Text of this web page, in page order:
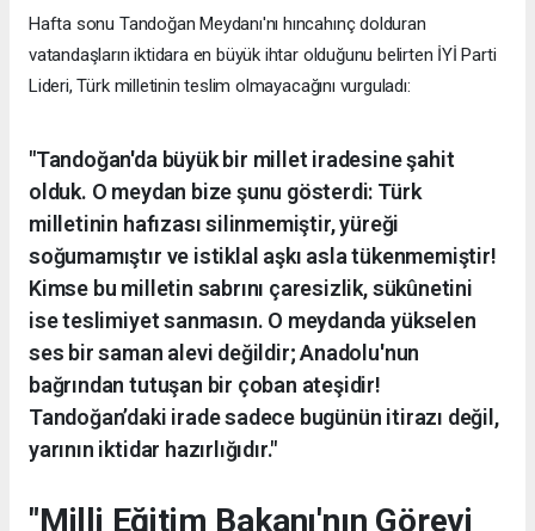
Hafta sonu Tandoğan Meydanı'nı hıncahınç dolduran
vatandaşların iktidara en büyük ihtar olduğunu belirten İYİ Parti
Lideri, Türk milletinin teslim olmayacağını vurguladı:
"Tandoğan'da büyük bir millet iradesine şahit
olduk. O meydan bize şunu gösterdi: Türk
milletinin hafızası silinmemiştir, yüreği
soğumamıştır ve istiklal aşkı asla tükenmemiştir!
Kimse bu milletin sabrını çaresizlik, sükûnetini
ise teslimiyet sanmasın. O meydanda yükselen
ses bir saman alevi değildir; Anadolu'nun
bağrından tutuşan bir çoban ateşidir!
Tandoğan’daki irade sadece bugünün itirazı değil,
yarının iktidar hazırlığıdır."
"Milli Eğitim Bakanı'nın Görevi